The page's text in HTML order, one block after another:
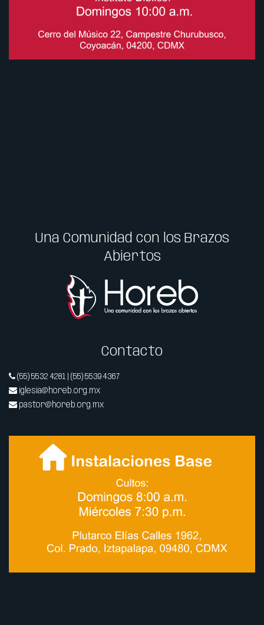
Una Comunidad con los Brazos
Abiertos
Contacto
(55) 5532 4281 | (55) 5539 4367
iglesia@horeb.org.mx
pastor@horeb.org.mx